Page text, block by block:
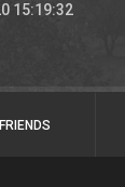
15:19:32
FRIENDS